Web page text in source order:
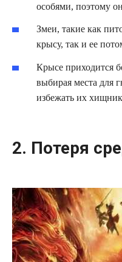
особями, поэтому
Змеи, такие как
крысу, так и ее
Крысе приходится
выбирая места для
избежать их
2. Потеря